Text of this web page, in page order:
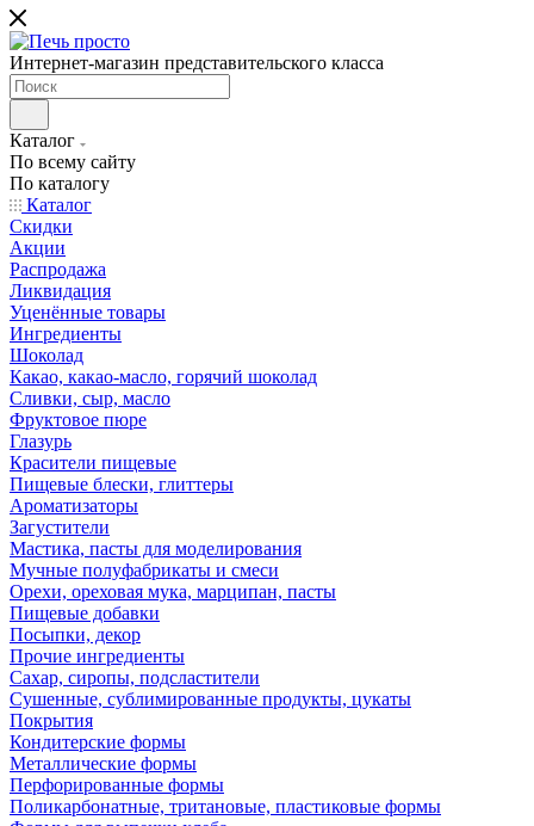
Интернет-магазин представительского класса
Каталог
По всему сайту
По каталогу
Каталог
Скидки
Акции
Распродажа
Ликвидация
Уценённые товары
Ингредиенты
Шоколад
Какао, какао-масло, горячий шоколад
Сливки, сыр, масло
Фруктовое пюре
Глазурь
Красители пищевые
Пищевые блески, глиттеры
Ароматизаторы
Загустители
Мастика, пасты для моделирования
Мучные полуфабрикаты и смеси
Орехи, ореховая мука, марципан, пасты
Пищевые добавки
Посыпки, декор
Прочие ингредиенты
Сахар, сиропы, подсластители
Сушенные, сублимированные продукты, цукаты
Покрытия
Кондитерские формы
Металлические формы
Перфорированные формы
Поликарбонатные, тритановые, пластиковые формы